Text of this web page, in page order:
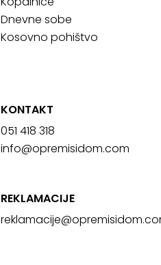
Dnevne sobe
Kosovno pohištvo
KONTAKT
051 418 318
info@opremisidom.com
REKLAMACIJE
reklamacije@